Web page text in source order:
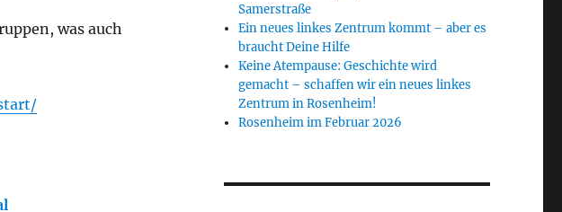
was auch
Samerstraße
Ein neues linkes Zentrum kommt – aber es
braucht Deine Hilfe
Keine Atempause: Geschichte wird
gemacht – schaffen wir ein neues linkes
Zentrum in Rosenheim!
Rosenheim im Februar 2026